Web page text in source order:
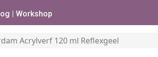
| Workshop
Acrylverf 120 ml Reflexgeel